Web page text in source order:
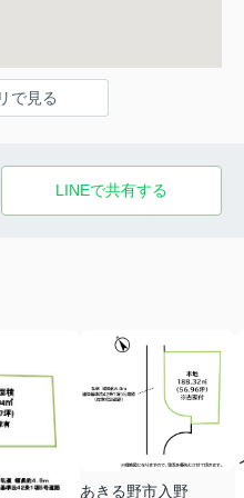
で見る
LINEで共有する
あきる野市入野